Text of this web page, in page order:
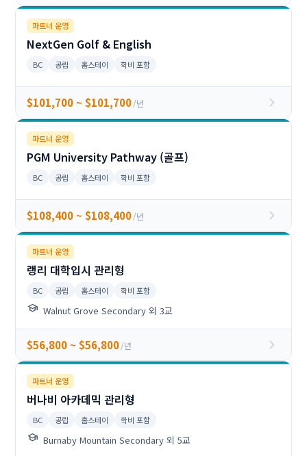
파트너 운영
NextGen Golf & English
BC 공립 홈스테이 학비 포함
$101,700 ~ $101,700/년 chevron_right
파트너 운영
PGM University Pathway (골프)
BC 공립 홈스테이 학비 포함
$108,400 ~ $108,400/년 chevron_right
파트너 운영
랭리 대학입시 관리형
BC 공립 홈스테이 학비 포함
school Walnut Grove Secondary 외 3교
$56,800 ~ $56,800/년 chevron_right
파트너 운영
버나비 아카데믹 관리형
BC 공립 홈스테이 학비 포함
school Burnaby Mountain Secondary 외 5교